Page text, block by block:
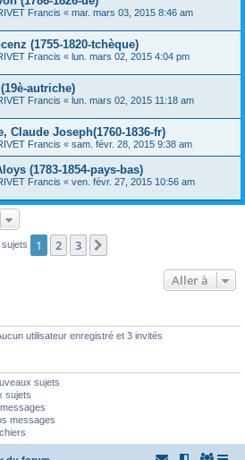
Francis « mar. mars 03, 2015 8:46 am
(1755-1820-tchèque)
Francis « lun. mars 02, 2015 4:04 pm
autriche)
Francis « lun. mars 02, 2015 11:18 am
Claude Joseph(1760-1836-fr)
Francis « sam. févr. 28, 2015 9:38 am
(1783-1854-pays-bas)
Francis « ven. févr. 27, 2015 10:56 am
sujets 1 2 3
Aller à
utilisateur enregistré et 3 invités
sujets
sujets
messages